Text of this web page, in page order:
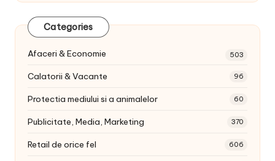
Categories
Afaceri & Economie 503
Calatorii & Vacante 96
Protectia mediului si a animalelor 60
Publicitate, Media, Marketing 370
Retail de orice fel 606